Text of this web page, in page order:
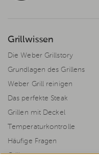
Grillwissen
Die Weber Grillstory
Grundlagen des Grillens
Weber Grill reinigen
Das perfekte Steak
Grillen mit Deckel
Temperaturkontrolle
Häufige Fragen
Grillrezepte